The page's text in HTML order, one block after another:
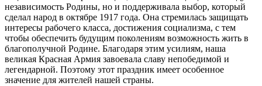
независимость Родины, но и поддерживала выбор, который
сделал народ в октябре 1917 года. Она стремилась защищать
интересы рабочего класса, достижения социализма, с тем
чтобы обеспечить будущим поколениям возможность жить в
благополучной Родине. Благодаря этим усилиям, наша
великая Красная Армия завоевала славу непобедимой и
легендарной. Поэтому этот праздник имеет особенное
значение для жителей нашей страны.